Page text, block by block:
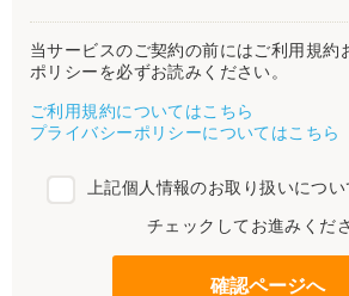
当サービスのご契約の前にはご利用規約
ポリシーを必ずお読みください。
ご利用規約についてはこちら
プライバシーポリシーについてはこちら
上記個人情報のお取り扱いにつ
チェックしてお進みくだ